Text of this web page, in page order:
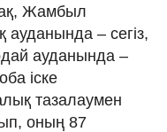
Жамбыл
ауданында – сегіз,
ауданында –
іске
тазалаумен
оның 87